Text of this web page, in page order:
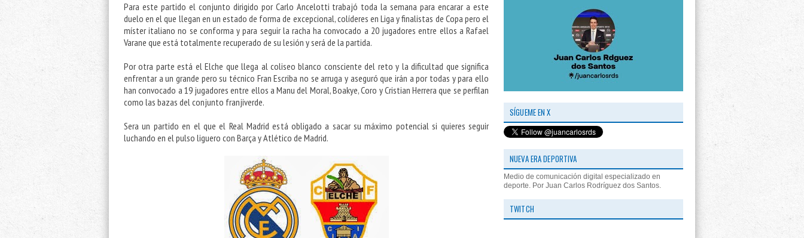
Para este partido el conjunto dirigido por Carlo Ancelotti trabajó toda la semana para encarar a este
duelo en el que llegan en un estado de forma de excepcional, colíderes en Liga y finalistas de Copa pero el
míster italiano no se conforma y para seguir la racha ha convocado a 20 jugadores entre ellos a Rafael
Varane que está totalmente recuperado de su lesión y será de la partida.
Por otra parte está el Elche que llega al coliseo blanco consciente del reto y la dificultad que significa
enfrentar a un grande pero su técnico Fran Escriba no se arruga y aseguró que irán a por todas y para ello
han convocado a 19 jugadores entre ellos a Manu del Moral, Boakye, Coro y Cristian Herrera que se perfilan
como las bazas del conjunto franjiverde.
Sera un partido en el que el Real Madrid está obligado a sacar su máximo potencial si quieres seguir
luchando en el pulso liguero con Barça y Atlético de Madrid.
SÍGUEME EN X
NUEVA ERA DEPORTIVA
Medio de comunicación digital especializado en
deporte. Por Juan Carlos Rodríguez dos Santos.
TWITCH